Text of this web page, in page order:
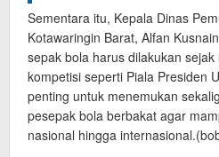
Sementara itu, Kepala Dinas
Kotawaringin Barat, Alfan
sepak bola harus dilakukan
kompetisi seperti Piala Presiden
penting untuk menemukan
pesepak bola berbakat agar
nasional hingga